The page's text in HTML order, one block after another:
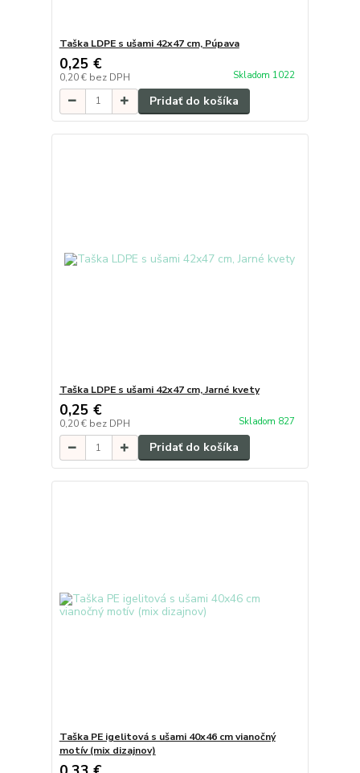
Taška LDPE s ušami 42x47 cm, Púpava
0,25 €
0,20 € bez DPH Skladom 1022
Pridať do košíka
Taška LDPE s ušami 42x47 cm, Jarné kvety
0,25 €
0,20 € bez DPH Skladom 827
Pridať do košíka
Taška PE igelitová s ušami 40x46 cm vianočný
motív (mix dizajnov)